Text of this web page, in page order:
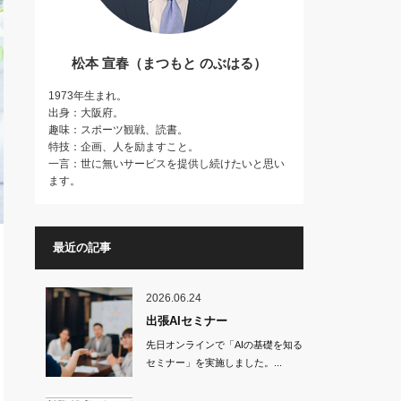
松本 宣春（まつもと のぶはる）
1973年生まれ。
出身：大阪府。
趣味：スポーツ観戦、読書。
特技：企画、人を励ますこと。
一言：世に無いサービスを提供し続けたいと思い
ます。
最近の記事
2026.06.24
出張AIセミナー
先日オンラインで「AIの基礎を知る
セミナー」を実施しました。...